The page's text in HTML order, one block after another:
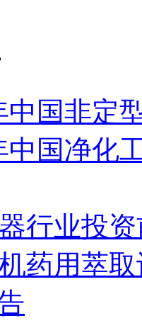
中国非定
中国净化
行业投
药用萃